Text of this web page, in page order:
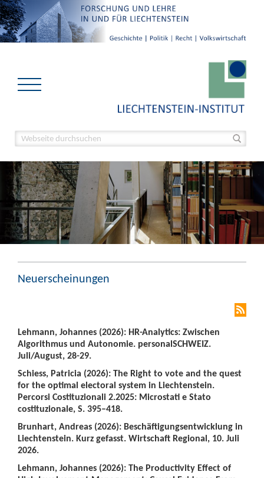
Neuerscheinungen
Lehmann, Johannes (2026): HR-Analytics: Zwischen
Algorithmus und Autonomie. personalSCHWEIZ.
Juli/August, 28-29.
Schiess, Patricia (2026): The Right to vote and the quest
for the optimal electoral system in Liechtenstein.
Percorsi Costituzionali 2.2025: Microstati e Stato
costituzionale, S. 395–418.
Brunhart, Andreas (2026): Beschäftigungsentwicklung in
Liechtenstein. Kurz gefasst. Wirtschaft Regional, 10. Juli
2026.
Lehmann, Johannes (2026): The Productivity Effect of